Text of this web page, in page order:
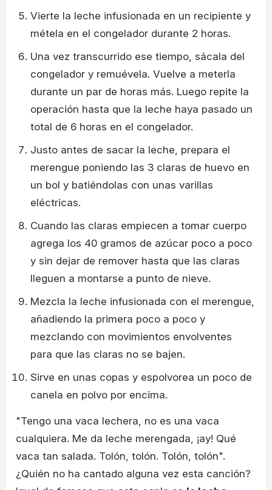
Vierte la leche infusionada en un recipiente y
métela en el congelador durante 2 horas.
Una vez transcurrido ese tiempo, sácala del
congelador y remuévela. Vuelve a meterla
durante un par de horas más. Luego repite la
operación hasta que la leche haya pasado un
total de 6 horas en el congelador.
Justo antes de sacar la leche, prepara el
merengue poniendo las 3 claras de huevo en
un bol y batiéndolas con unas varillas
eléctricas.
Cuando las claras empiecen a tomar cuerpo
agrega los 40 gramos de azúcar poco a poco
y sin dejar de remover hasta que las claras
lleguen a montarse a punto de nieve.
Mezcla la leche infusionada con el merengue,
añadiendo la primera poco a poco y
mezclando con movimientos envolventes
para que las claras no se bajen.
Sirve en unas copas y espolvorea un poco de
canela en polvo por encima.
"Tengo una vaca lechera, no es una vaca
cualquiera. Me da leche merengada, ¡ay! Qué
vaca tan salada. Tolón, tolón. Tolón, tolón".
¿Quién no ha cantado alguna vez esta canción?